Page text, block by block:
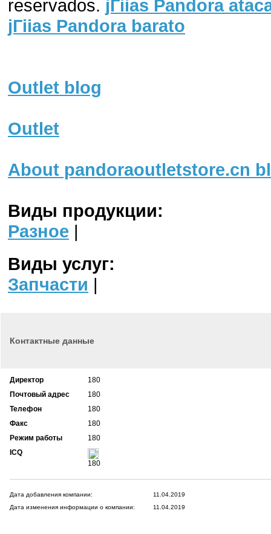
reservados. jГіias Pandora
jГіias Pandora barato
Outlet blog
Outlet
About pandoraoutletstore.cn
Виды продукции:
Разное |
Виды услуг:
Запчасти |
Контактные данные
Директор
180
Почтовый адрес
180
Телефон
180
Факс
180
Режим работы
180
ICQ
180
Дата добавления компании:
11.04.2019
Дата изменения информации о компании:
11.04.2019